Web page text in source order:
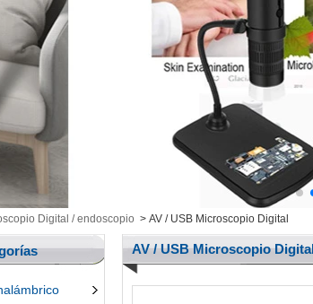
Digital /
De ViajeL
USB3.0L
/ Cosmética Cam
inteligenteL
UngroupedL
3dL
TeléfonoL
Digital / endoscopio > AV / USB Microscopio Digital
AV / USB Microscopio